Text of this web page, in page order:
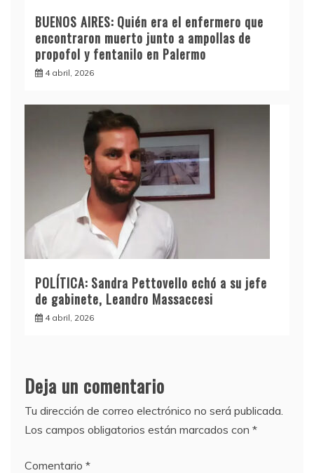
BUENOS AIRES: Quién era el enfermero que
encontraron muerto junto a ampollas de
propofol y fentanilo en Palermo
4 abril, 2026
POLÍTICA: Sandra Pettovello echó a su jefe
de gabinete, Leandro Massaccesi
4 abril, 2026
Deja un comentario
Tu dirección de correo electrónico no será publicada.
Los campos obligatorios están marcados con *
Comentario *